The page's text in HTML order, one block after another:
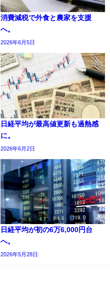
消費減税で外食と農家を支援
へ。
2026年6月5日
日経平均が最高値更新も過熱感
に。
2026年6月2日
日経平均が初の6万6,000円台
へ。
2026年5月28日